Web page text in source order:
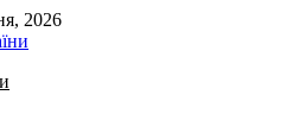
2026